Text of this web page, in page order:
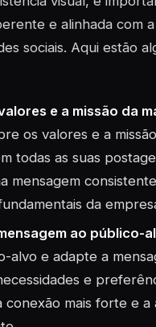
e alinhada com
sociais. Aqui estão
e a missão da
os valores e a
todas as suas
mensagem
da
ao público-
alvo e adapte a
e
conexão mais forte e a